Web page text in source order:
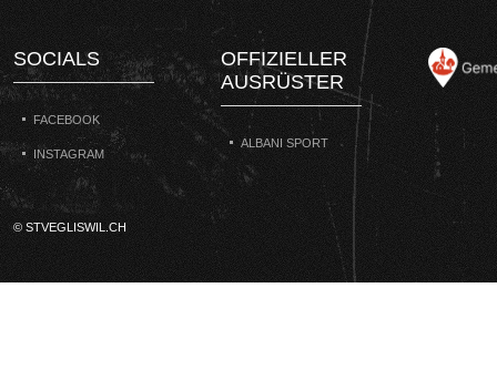
SOCIALS
FACEBOOK
INSTAGRAM
OFFIZIELLER
AUSRÜSTER
ALBANI SPORT
© STVEGLISWIL.CH